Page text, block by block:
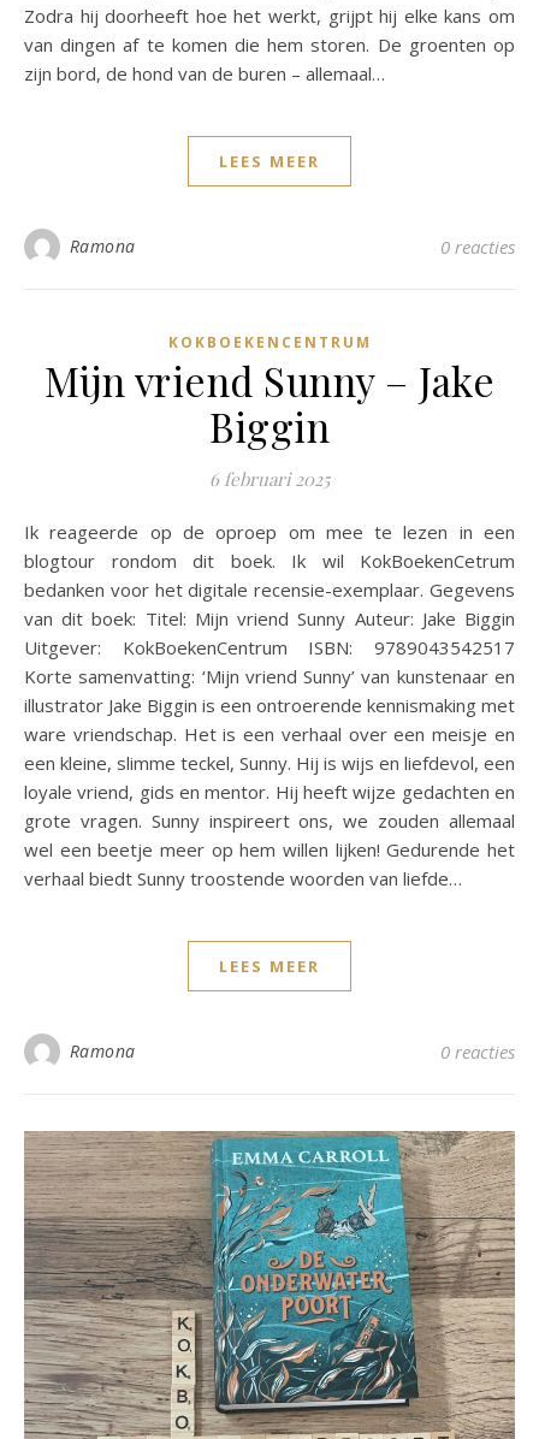
Zodra hij doorheeft hoe het werkt, grijpt hij elke kans om
van dingen af te komen die hem storen. De groenten op
zijn bord, de hond van de buren – allemaal…
LEES MEER
Ramona 0 reacties
KOKBOEKENCENTRUM
Mijn vriend Sunny – Jake
Biggin
6 februari 2025
Ik reageerde op de oproep om mee te lezen in een
blogtour rondom dit boek. Ik wil KokBoekenCetrum
bedanken voor het digitale recensie-exemplaar. Gegevens
van dit boek: Titel: Mijn vriend Sunny Auteur: Jake Biggin
Uitgever: KokBoekenCentrum ISBN: 9789043542517
Korte samenvatting: ‘Mijn vriend Sunny’ van kunstenaar en
illustrator Jake Biggin is een ontroerende kennismaking met
ware vriendschap. Het is een verhaal over een meisje en
een kleine, slimme teckel, Sunny. Hij is wijs en liefdevol, een
loyale vriend, gids en mentor. Hij heeft wijze gedachten en
grote vragen. Sunny inspireert ons, we zouden allemaal
wel een beetje meer op hem willen lijken! Gedurende het
verhaal biedt Sunny troostende woorden van liefde…
LEES MEER
Ramona 0 reacties